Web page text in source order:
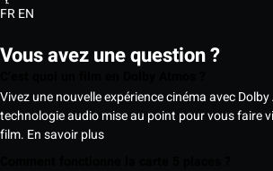
FREN
Vous avez une question ?
Vivez une nouvelle expérience cinéma avec
technologie audio mise au point pour vous faire
film. En savoir plus